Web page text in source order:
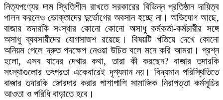
নিত্যপণ্যের দাম স্থিতিশীল রাখতে সরকারের বিভিন্ন প্রতিষ্ঠান দায়িত্ব
পালন করলেও ভোক্তাদের দুর্ভোগের অবসান হচ্ছে না। অভিযোগ আছে,
বাজার তদারকি সংস্থার কোনো কোনো অসাধু কর্মকর্তা-কর্মচারীর সঙ্গে
অসাধু ব্যবসায়ীদের যোগসাজশ রয়েছে। বিষয়টি খতিয়ে দেখে কোনো
অনিয়ম পেলে দ্রুত পদক্ষেপ নেওয়া উচিত বলে মনে করি আমরা। প্রশ্ন
হলো, এসব যাদের দেখার কথা, তারা কী করছেন? বাজার তদারকি
সংস্থাগুলোর তৎপরতা একেবারেই দৃশ্যমান নয়। বিদ্যমান পরিস্থিতিতে
বাজার তদারকি জোরদার করার পাশাপাশি সামাজিক নিরাপত্তা কর্মসূচির
আওতা ও পরিধি বাড়াতে হবে।